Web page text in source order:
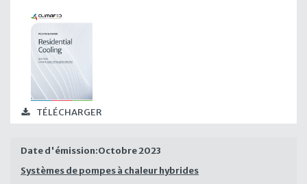
TÉLÉCHARGER
Date d'émission:Octobre 2023
Systèmes de pompes à chaleur hybrides